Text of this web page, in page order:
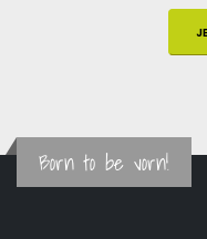
Born to be vorn!